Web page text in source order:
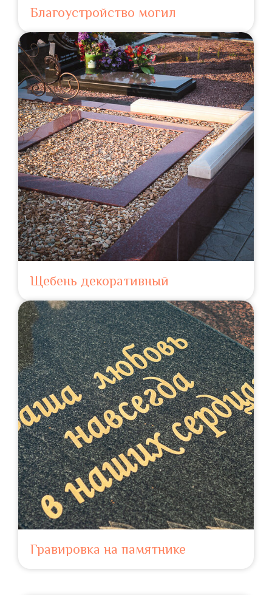
Благоустройство могил
Щебень декоративный
Гравировка на памятнике